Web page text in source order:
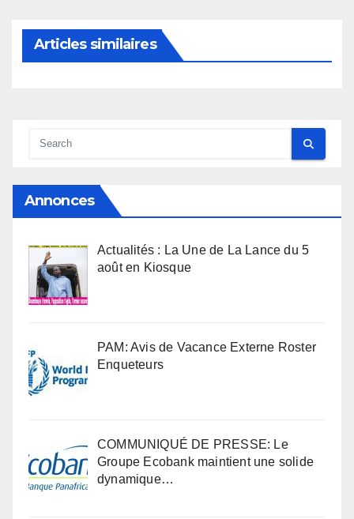
Articles similaires
Annonces
Actualités : La Une de La Lance du 5
août en Kiosque
PAM: Avis de Vacance Externe Roster
Enqueteurs
COMMUNIQUÉ DE PRESSE: Le
Groupe Ecobank maintient une solide
dynamique…